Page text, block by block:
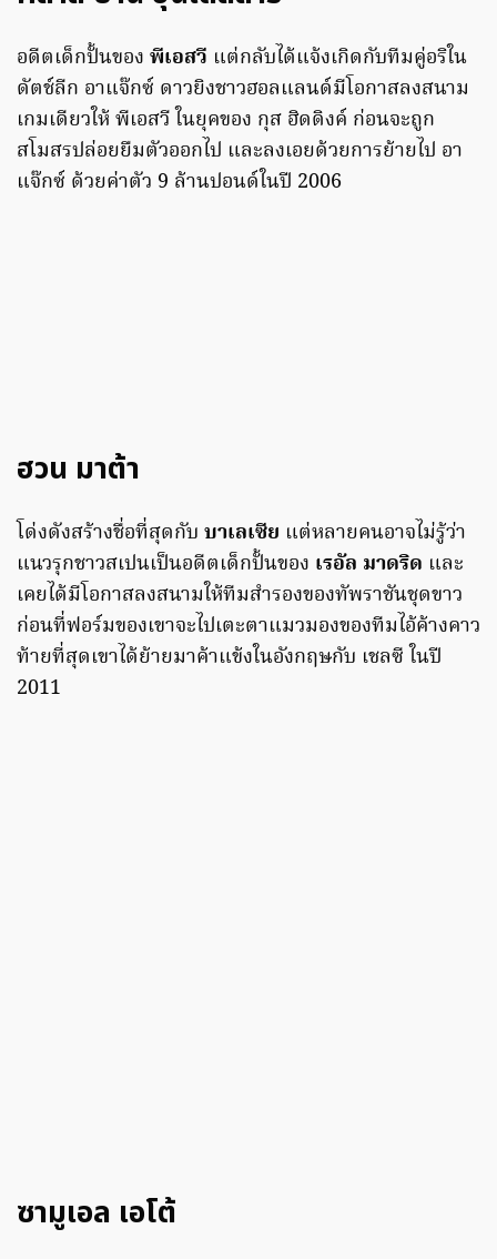
อดีตเด็กปั้นของ พีเอสวี แต่กลับได้แจ้งเกิดกับทีมคู่อริใน
ดัตช์ลีก อาแจ๊กซ์ ดาวยิงชาวฮอลแลนด์มีโอกาสลงสนาม
เกมเดียวให้ พีเอสวี ในยุคของ กุส ฮิดดิงค์ ก่อนจะถูก
สโมสรปล่อยยืมตัวออกไป และลงเอยด้วยการย้ายไป อา
แจ๊กซ์ ด้วยค่าตัว 9 ล้านปอนด์ในปี 2006
ฮวน มาต้า
โด่งดังสร้างชื่อที่สุดกับ บาเลเซีย แต่หลายคนอาจไม่รู้ว่า
แนวรุกชาวสเปนเป็นอดีตเด็กปั้นของ เรอัล มาดริด และ
เคยได้มีโอกาสลงสนามให้ทีมสำรองของทัพราชันชุดขาว
ก่อนที่ฟอร์มของเขาจะไปเตะตาแมวมองของทีมไอ้ค้างคาว
ท้ายที่สุดเขาได้ย้ายมาค้าแข้งในอังกฤษกับ เชลซี ในปี
2011
ซามูเอล เอโต้